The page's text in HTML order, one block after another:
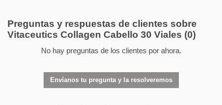
Preguntas y respuestas de clientes sobre
Vitaceutics Collagen Cabello 30 Viales (0)
No hay preguntas de los clientes por ahora.
Envíanos tu pregunta y la resolveremos